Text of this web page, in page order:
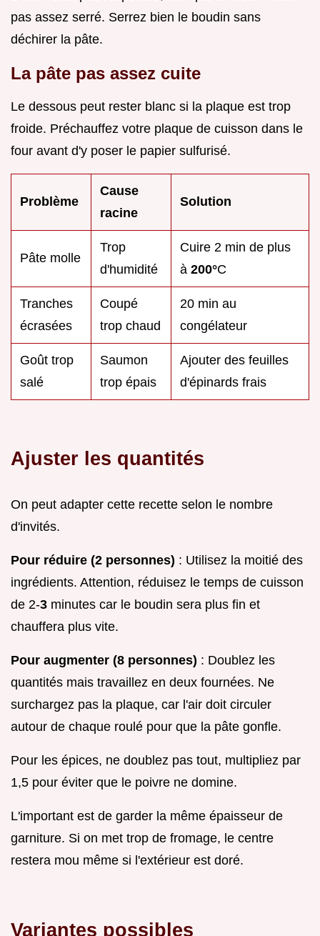
pas assez serré. Serrez bien le boudin sans
déchirer la pâte.
La pâte pas assez cuite
Le dessous peut rester blanc si la plaque est trop
froide. Préchauffez votre plaque de cuisson dans le
four avant d'y poser le papier sulfurisé.
Problème
Cause
racine
Solution
Pâte molle
Trop
d'humidité
Cuire 2 min de plus
à 200°C
Tranches
écrasées
Coupé
trop chaud
20 min au
congélateur
Goût trop
salé
Saumon
trop épais
Ajouter des feuilles
d'épinards frais
Ajuster les quantités
On peut adapter cette recette selon le nombre
d'invités.
Pour réduire (2 personnes) : Utilisez la moitié des
ingrédients. Attention, réduisez le temps de cuisson
de 2-3 minutes car le boudin sera plus fin et
chauffera plus vite.
Pour augmenter (8 personnes) : Doublez les
quantités mais travaillez en deux fournées. Ne
surchargez pas la plaque, car l'air doit circuler
autour de chaque roulé pour que la pâte gonfle.
Pour les épices, ne doublez pas tout, multipliez par
1,5 pour éviter que le poivre ne domine.
L'important est de garder la même épaisseur de
garniture. Si on met trop de fromage, le centre
restera mou même si l'extérieur est doré.
Variantes possibles